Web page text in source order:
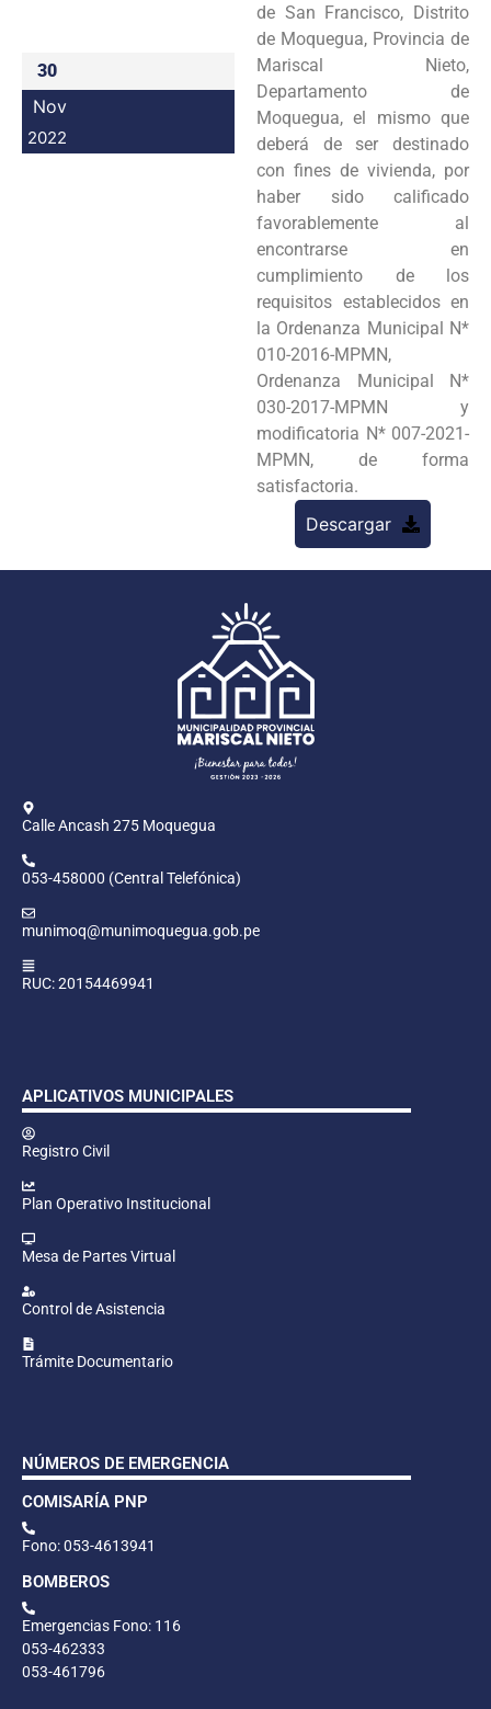
30
Nov
2022
de San Francisco, Distrito
de Moquegua, Provincia de
Mariscal Nieto,
Departamento de
Moquegua, el mismo que
deberá de ser destinado
con fines de vivienda, por
haber sido calificado
favorablemente al
encontrarse en
cumplimiento de los
requisitos establecidos en
la Ordenanza Municipal N*
010-2016-MPMN,
Ordenanza Municipal N*
030-2017-MPMN y
modificatoria N* 007-2021-
MPMN, de forma
satisfactoria.
Descargar
Calle Ancash 275 Moquegua
053-458000 (Central Telefónica)
munimoq@munimoquegua.gob.pe
RUC: 20154469941
APLICATIVOS MUNICIPALES
Registro Civil
Plan Operativo Institucional
Mesa de Partes Virtual
Control de Asistencia
Trámite Documentario
NÚMEROS DE EMERGENCIA
COMISARÍA PNP
Fono: 053-4613941
BOMBEROS
Emergencias Fono: 116
053-462333
053-461796